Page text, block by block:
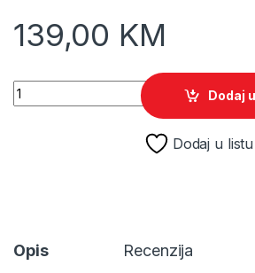
139,00 KM
Pametni sat HiFuture Aura 2 Black
Dodaj
Dodaj u listu
Opis Recenzija